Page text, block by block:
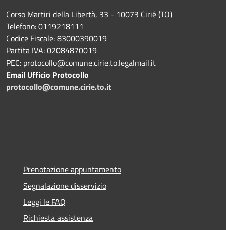
Corso Martiri della Libertà, 33 - 10073 Cirié (TO)
Telefono: 0119218111
Codice Fiscale: 83000390019
Partita IVA: 02084870019
PEC: protocollo@comune.cirie.to.legalmail.it
Email Ufficio Protocollo
protocollo@comune.cirie.to.it
Prenotazione appuntamento
Segnalazione disservizio
Leggi le FAQ
Richiesta assistenza